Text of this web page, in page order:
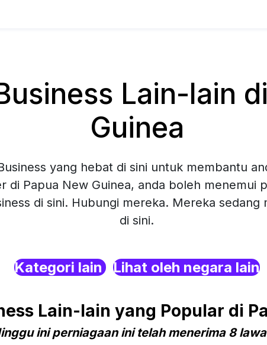
Lain-lain
Guinea
yang hebat di sini untuk membantu
di Papua New Guinea, anda boleh menemui
di sini. Hubungi mereka. Mereka sedang
di sini.
Kategori lain Lihat oleh negara lain
Lain-lain yang Popular di
ini perniagaan ini telah menerima 8